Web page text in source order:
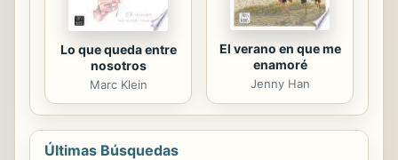
Lo que queda entre
nosotros
Marc Klein
El verano en que me
enamoré
Jenny Han
Últimas Búsquedas